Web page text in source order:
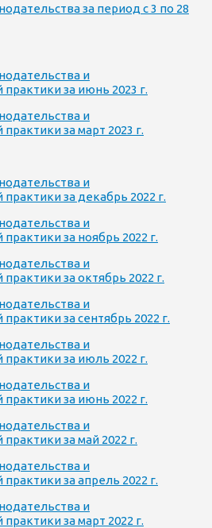
за период с 3 по 28
и
за июнь 2023 г.
и
за март 2023 г.
и
за декабрь 2022 г.
и
за ноябрь 2022 г.
и
за октябрь 2022 г.
и
за сентябрь 2022 г.
и
за июль 2022 г.
и
за июнь 2022 г.
и
за май 2022 г.
и
за апрель 2022 г.
и
за март 2022 г.